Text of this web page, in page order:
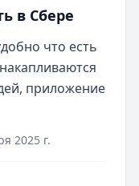
в Сбере
что есть
приложение
2025 г.